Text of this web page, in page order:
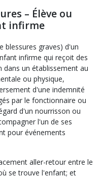
– Élève ou
infirme
blessures graves) d'un
infirme qui reçoit des
un établissement au
ou physique,
d'une indemnité
par le fonctionnaire ou
d'un nourrisson ou
l'un de ses
pour événements
aller-retour entre le
se trouve l'enfant; et